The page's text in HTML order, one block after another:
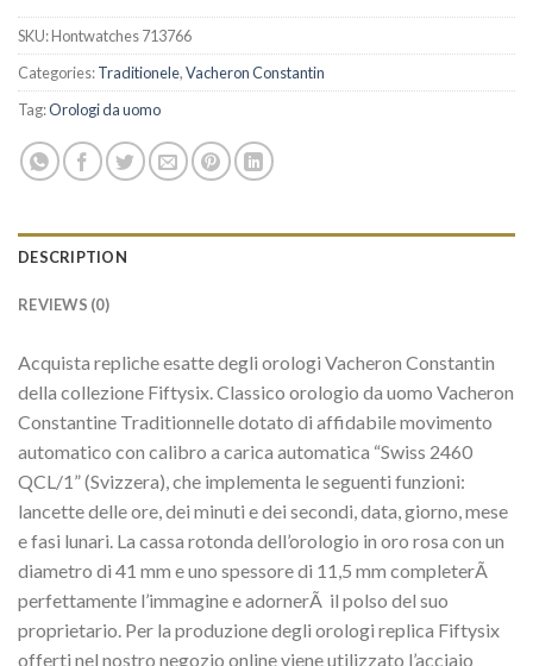
SKU:Hontwatches 713766
Categories:Traditionele,Vacheron Constantin
Tag:Orologi da uomo
DESCRIPTION
REVIEWS (0)
Acquista repliche esatte degli orologi Vacheron Constantin
della collezione Fiftysix. Classico orologio da uomo Vacheron
Constantine Traditionnelle dotato di affidabile movimento
automatico con calibro a carica automatica “Swiss 2460
QCL/1” (Svizzera), che implementa le seguenti funzioni:
lancette delle ore, dei minuti e dei secondi, data, giorno, mese
e fasi lunari. La cassa rotonda dell’orologio in oro rosa con un
diametro di 41 mm e uno spessore di 11,5 mm completerÃ
perfettamente l’immagine e adornerÃ il polso del suo
proprietario. Per la produzione degli orologi replica Fiftysix
offerti nel nostro negozio online viene utilizzato l’acciaio